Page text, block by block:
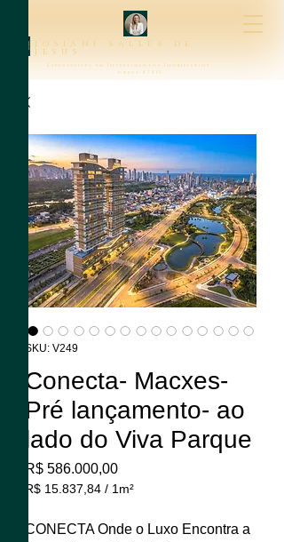
josiani salles de
jesus
creci 47315
Especialista em Investimentos Imobiliários
SKU: V249
Conecta- Macxes-
Pré lançamento- ao
lado do Viva Parque
R$ 586.000,00Preço
R$ 15.837,84 / 1m²
por
CONECTA Onde o Luxo Encontra a